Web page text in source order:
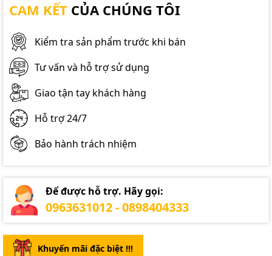
CAM KẾT CỦA CHÚNG TÔI
Kiểm tra sản phẩm trước khi bán
Tư vấn và hỗ trợ sử dụng
Giao tận tay khách hàng
Hỗ trợ 24/7
Bảo hành trách nhiệm
Để được hỗ trợ. Hãy gọi:
0963631012 - 0898404333
Khuyến mãi đặc biệt !!!